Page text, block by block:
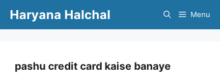
content
Haryana Halchal Menu
pashu credit card kaise banaye